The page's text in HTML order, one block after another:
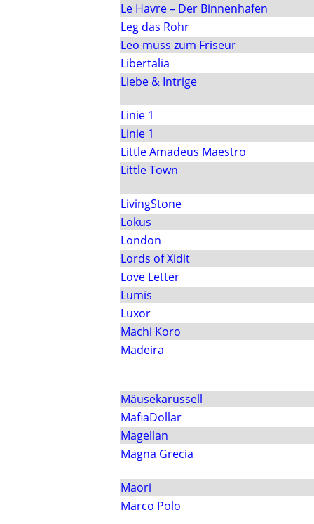
Le Havre – Der Binnenhafen
Leg das Rohr
Leo muss zum Friseur
Libertalia
Liebe & Intrige
Linie 1
Linie 1
Little Amadeus Maestro
Little Town
LivingStone
Lokus
London
Lords of Xidit
Love Letter
Lumis
Luxor
Machi Koro
Madeira
Mäusekarussell
MafiaDollar
Magellan
Magna Grecia
Maori
Marco Polo